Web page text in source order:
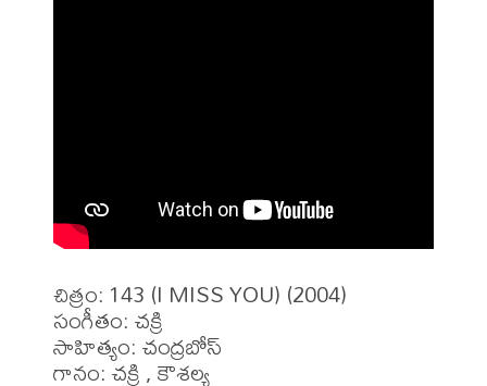
చిత్రం: 143 (I MISS YOU) (2004)
సంగీతం: చక్రి
సాహిత్యం: చంద్రబోస్
గానం: చక్రి , కౌశల్య